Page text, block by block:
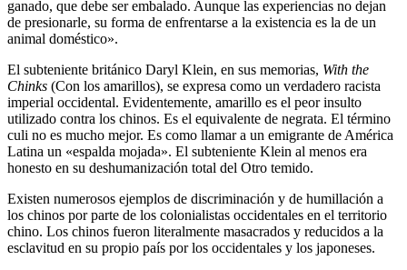
ganado, que debe ser embalado. Aunque las experiencias no dejan
de presionarle, su forma de enfrentarse a la existencia es la de un
animal doméstico».
El subteniente británico Daryl Klein, en sus memorias, With the
Chinks (Con los amarillos), se expresa como un verdadero racista
imperial occidental. Evidentemente, amarillo es el peor insulto
utilizado contra los chinos. Es el equivalente de negrata. El término
culi no es mucho mejor. Es como llamar a un emigrante de América
Latina un «espalda mojada». El subteniente Klein al menos era
honesto en su deshumanización total del Otro temido.
Existen numerosos ejemplos de discriminación y de humillación a
los chinos por parte de los colonialistas occidentales en el territorio
chino. Los chinos fueron literalmente masacrados y reducidos a la
esclavitud en su propio país por los occidentales y los japoneses.